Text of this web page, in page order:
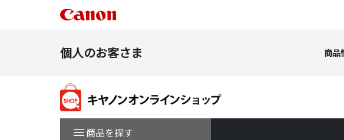
個人のお客さま 商品
商品を探す